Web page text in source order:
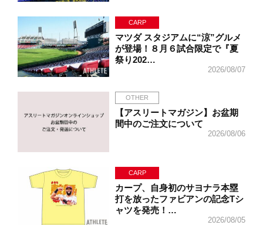
CARP
マツダ スタジアムに“涼”グルメ
が登場！８月６試合限定で『夏
祭り202…
2026/08/07
OTHER
【アスリートマガジン】お盆期
間中のご注文について
2026/08/06
CARP
カープ、自身初のサヨナラ本塁
打を放ったファビアンの記念Tシ
ャツを発売！…
2026/08/05